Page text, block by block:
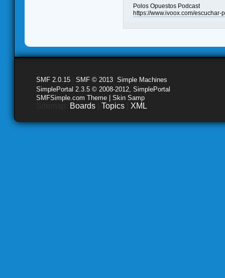
Polos Opuestos Podcast
https://www.ivoox.com/
SMF 2.0.15 SMF © 2013 Simple Machines
SimplePortal 2.3.5 © 2008-2012, SimplePortal
SMFSimple.com Theme | Skin Samp
Boards Topics XML